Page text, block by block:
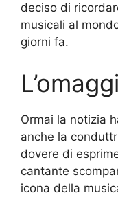
deciso di
musicali al
giorni fa.
Ormai la notizia
anche la
dovere di
cantante
icona della